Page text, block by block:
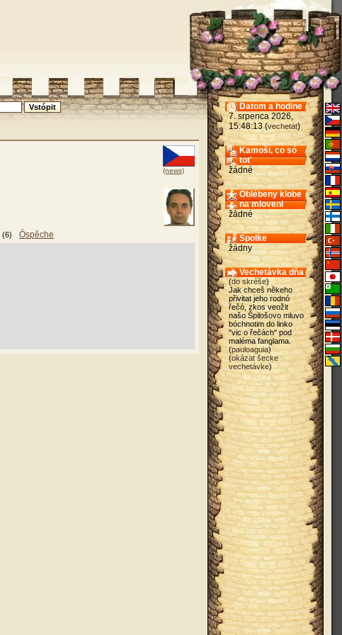
(news)
(6) Óspěche
Datom a hodine
7. srpenca 2026,
15:48:13 (vechetat)
Kamoši, co só
toť
žádné
Oblébeny klobe
na mloveni
žádné
Spolke
žádny
Vechetávka dňa
(do skréše)
Jak chceš někeho
přivitat jeho rodnó
řečó, zkos veožit
našo Špilošovo mluvo
bóchnotim do linko
"vic o řečách" pod
maléma fanglama.
(pauloaguia)
(okázat šecke
vechetávke)